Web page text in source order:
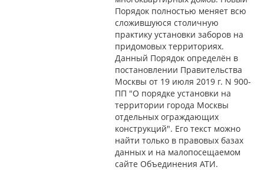
Порядок полностью меняет всю
сложившуюся столичную
практику установки заборов на
придомовых территориях.
Данный Порядок определён в
постановлении Правительства
Москвы от 19 июля 2019 г. N 900-
ПП "О порядке установки на
территории города Москвы
отдельных ограждающих
конструкций". Его текст можно
найти только в правовых базах
данных и на малопосещаемом
сайте Объединения АТИ.